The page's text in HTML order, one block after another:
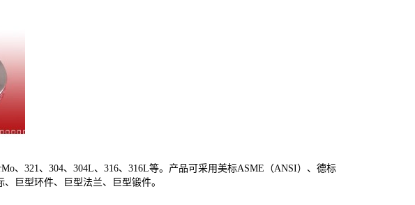
、321、304、304L、316、316L等。产品可采用美标ASME（ANSI）、德标
巨型环件、巨型法兰、巨型锻件。